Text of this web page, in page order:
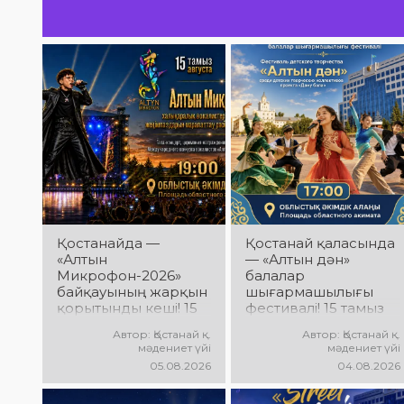
билер
Қостанайда —
«Алтын
Микрофон-2026»
байқауының жарқын
қорытынды кеші! 15
Халықаралық
вокалистер байқауы
жеңімпаздарын
марапаттау рәсімі
Автор: Қостанай қ.
мәдениет үйі
05.08.2026
Қостанай қаласында
— «Алтын дән»
балалар
шығармашылығы
фестивалі! 15 тамыз
әкімдік алаңында
«Даму бала»
жобасының балалар
шығармашылық
Автор: Қостанай қ.
мәдениет үйі
04.08.2026